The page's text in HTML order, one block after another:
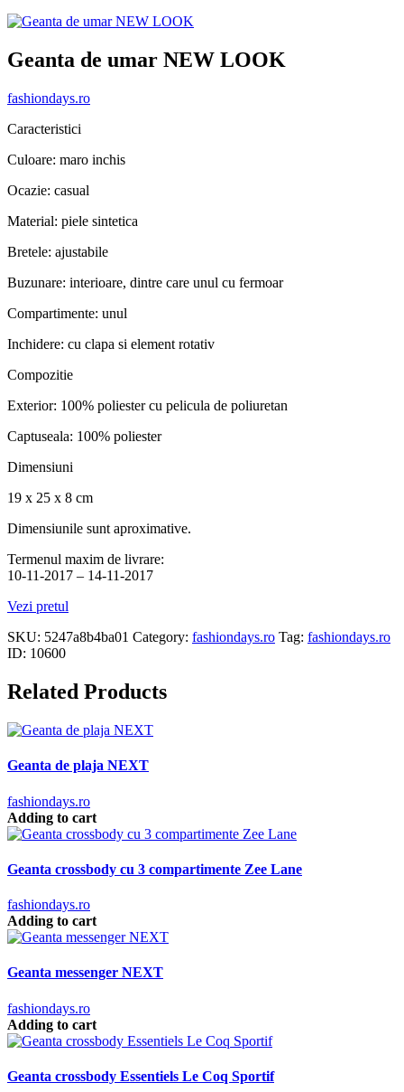
Geanta de umar NEW LOOK
fashiondays.ro
Caracteristici
Culoare: maro inchis
Ocazie: casual
Material: piele sintetica
Bretele: ajustabile
Buzunare: interioare, dintre care unul cu fermoar
Compartimente: unul
Inchidere: cu clapa si element rotativ
Compozitie
Exterior: 100% poliester cu pelicula de poliuretan
Captuseala: 100% poliester
Dimensiuni
19 x 25 x 8 cm
Dimensiunile sunt aproximative.
Termenul maxim de livrare:
10-11-2017 – 14-11-2017
Vezi pretul
SKU: 5247a8b4ba01 Category: fashiondays.ro Tag: fashiondays.ro
ID: 10600
Related Products
Geanta de plaja NEXT
fashiondays.ro
Adding to cart
Geanta crossbody cu 3 compartimente Zee Lane
fashiondays.ro
Adding to cart
Geanta messenger NEXT
fashiondays.ro
Adding to cart
Geanta crossbody Essentiels Le Coq Sportif